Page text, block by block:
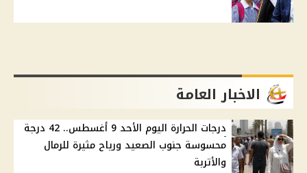
الاخبار العامة
درجات الحرارة اليوم الأحد 9 أغسطس.. 42 درجة
محسوسة جنوب الصعيد ورياح مثيرة للرمال
والأتربة